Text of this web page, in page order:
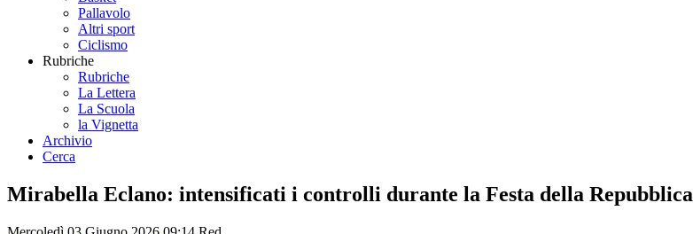
Pallavolo
Altri sport
Ciclismo
Rubriche
Rubriche
La Lettera
La Scuola
la Vignetta
Archivio
Cerca
Mirabella Eclano: intensificati i controlli durante la Festa della Repubblica